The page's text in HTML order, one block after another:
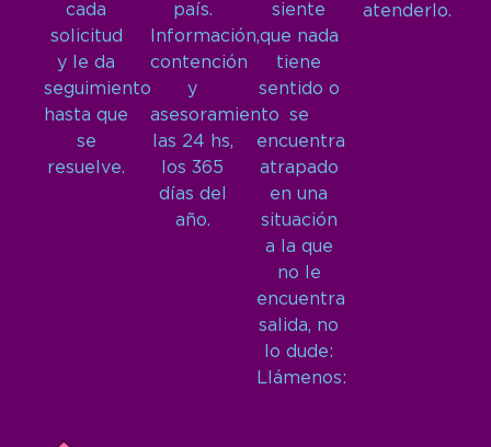
cada
solicitud
y le da
seguimiento
hasta que
se
resuelve.
país.
Información,
contención
y
asesoramiento
las 24 hs,
los 365
días del
año.
siente
que nada
tiene
sentido o
se
encuentra
atrapado
en una
situación
a la que
no le
encuentra
salida, no
lo dude:
Llámenos:
atenderlo.